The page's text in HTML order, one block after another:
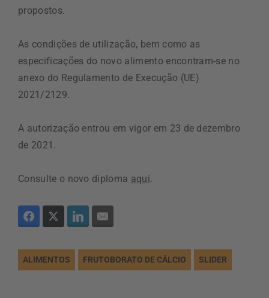
propostos.
As condições de utilização, bem como as
especificações do novo alimento encontram-se no
anexo do Regulamento de Execução (UE)
2021/2129.
A autorização entrou em vigor em 23 de dezembro
de 2021.
Consulte o novo diploma aqui.
ALIMENTOS FRUTOBORATO DE CÁLCIO SLIDER